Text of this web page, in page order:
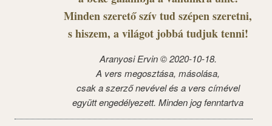
Minden szerető szív tud szépen szeretni,
s hiszem, a világot jobbá tudjuk tenni!
Aranyosi Ervin © 2020-10-18.
A vers megosztása, másolása,
csak a szerző nevével és a vers címével
együtt engedélyezett. Minden jog fenntartva